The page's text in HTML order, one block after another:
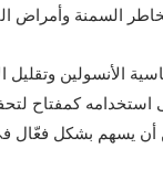
السمنة وأمراض
الأنسولين وتقليل
كمفتاح
يسهم بشكل فعّال في